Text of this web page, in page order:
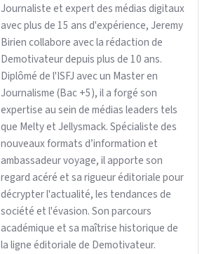
Journaliste et expert des médias digitaux
avec plus de 15 ans d'expérience, Jeremy
Birien collabore avec la rédaction de
Demotivateur depuis plus de 10 ans.
Diplômé de l'ISFJ avec un Master en
Journalisme (Bac +5), il a forgé son
expertise au sein de médias leaders tels
que Melty et Jellysmack. Spécialiste des
nouveaux formats d’information et
ambassadeur voyage, il apporte son
regard acéré et sa rigueur éditoriale pour
décrypter l'actualité, les tendances de
société et l'évasion. Son parcours
académique et sa maîtrise historique de
la ligne éditoriale de Demotivateur.